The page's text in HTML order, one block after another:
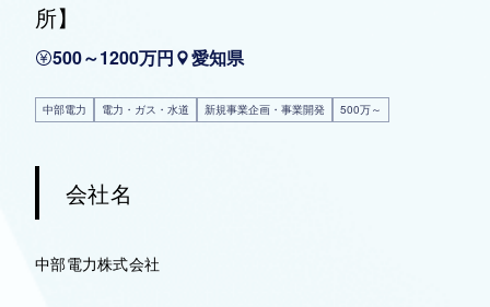
所】
500～1200万円 愛知県
中部電力 電力・ガス・水道 新規事業企画・事業開発 500万～
会社名
中部電力株式会社